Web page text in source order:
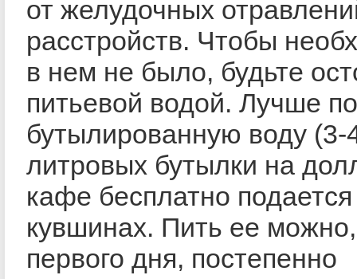
от желудочных
расстройств. Чтобы
в нем не было, будьте
питьевой водой. Лучше
бутылированную воду (3-
литровых бутылки на
кафе бесплатно
кувшинах. Пить ее
первого дня, постепенно